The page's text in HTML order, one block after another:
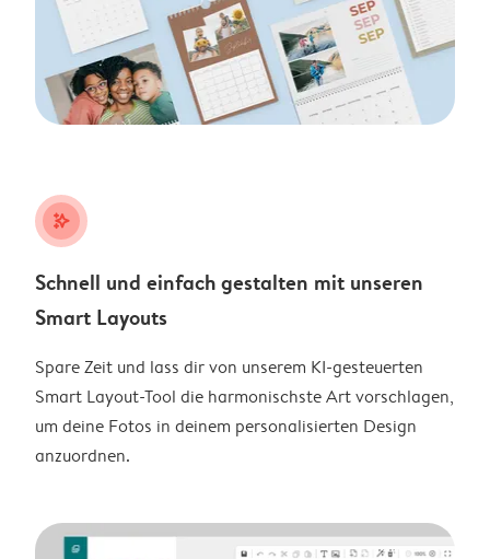
stars_plus
Schnell und einfach gestalten mit unseren
Smart Layouts
Spare Zeit und lass dir von unserem KI-gesteuerten
Smart Layout-Tool die harmonischste Art vorschlagen,
um deine Fotos in deinem personalisierten Design
anzuordnen.